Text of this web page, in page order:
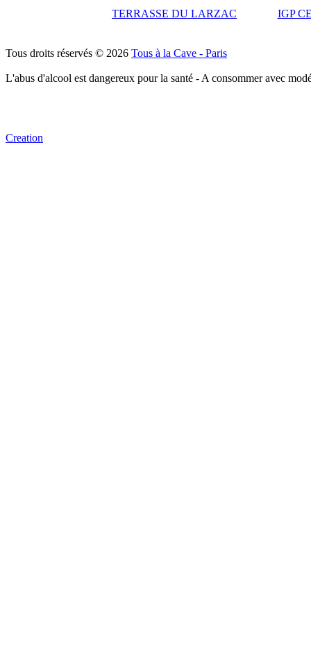
TERRASSE DU LARZAC IGP
Tous droits réservés © 2026 Tous à la Cave - Paris
L'abus d'alcool est dangereux pour la santé - A consommer avec
Creation